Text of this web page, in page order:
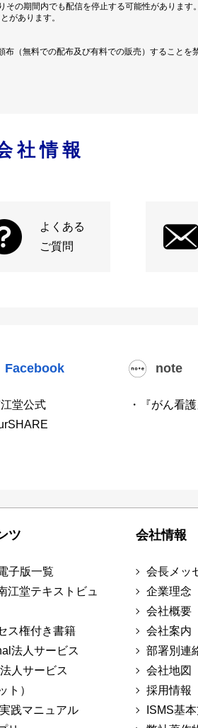
の期間内でも配信を停止する可能性があります。
があります。
（無料での配布及び有料での販売）することを
社情報
よくある
ご質問
Facebook
江堂公式
note
・『がん看
ツ
子版一覧
江堂テキストビュ
ス権付き書籍
法人サービス
人サービス
ト）
践マニュアル
会社情報
会長メッ
企業理念
会社概要
会社案内
部署別連
会社地図
採用情報
ISMS基